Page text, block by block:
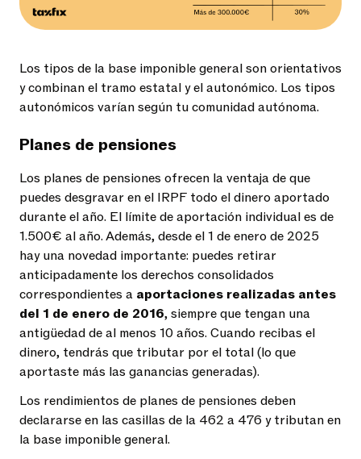
Los tipos de la base imponible general son orientativos
y combinan el tramo estatal y el autonómico. Los tipos
autonómicos varían según tu comunidad autónoma.
Planes de pensiones
Los planes de pensiones ofrecen la ventaja de que
puedes desgravar en el IRPF todo el dinero aportado
durante el año. El límite de aportación individual es de
1.500€ al año. Además, desde el 1 de enero de 2025
hay una novedad importante: puedes retirar
anticipadamente los derechos consolidados
correspondientes a aportaciones realizadas antes
del 1 de enero de 2016, siempre que tengan una
antigüedad de al menos 10 años. Cuando recibas el
dinero, tendrás que tributar por el total (lo que
aportaste más las ganancias generadas).
Los rendimientos de planes de pensiones deben
declararse en las casillas de la 462 a 476 y tributan en
la base imponible general.